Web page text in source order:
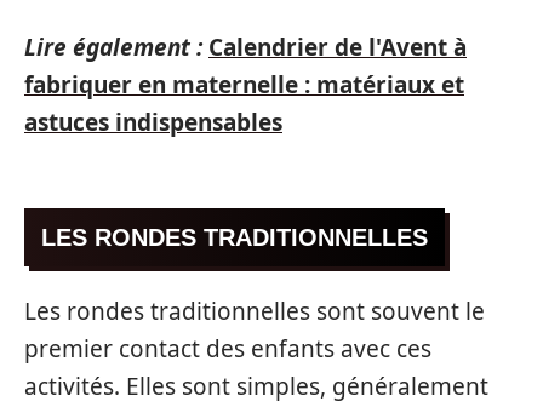
Lire également : Calendrier de l'Avent à
fabriquer en maternelle : matériaux et
astuces indispensables
LES RONDES TRADITIONNELLES
Les rondes traditionnelles sont souvent le
premier contact des enfants avec ces
activités. Elles sont simples, généralement